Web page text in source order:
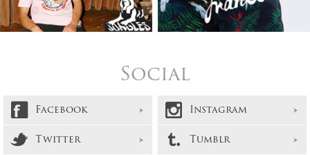
Social
Facebook
Instagram
Twitter
Tumblr